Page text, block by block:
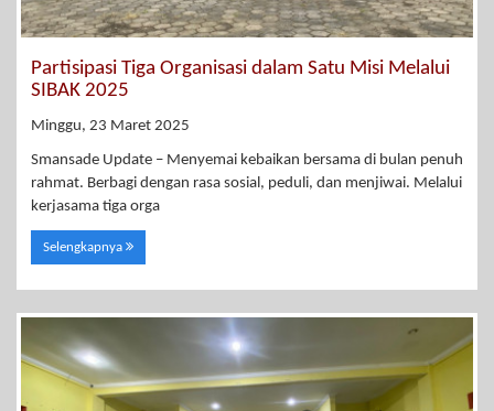
Partisipasi Tiga Organisasi dalam Satu Misi Melalui
SIBAK 2025
Minggu, 23 Maret 2025
Smansade Update – Menyemai kebaikan bersama di bulan penuh
rahmat. Berbagi dengan rasa sosial, peduli, dan menjiwai. Melalui
kerjasama tiga orga
Selengkapnya